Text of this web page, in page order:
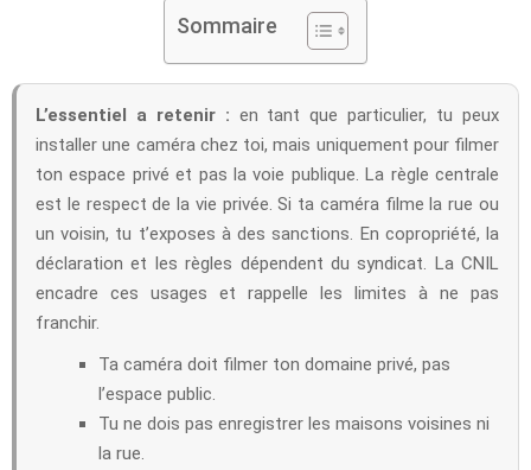
Sommaire
L’essentiel a retenir : en tant que particulier, tu peux
installer une caméra chez toi, mais uniquement pour filmer
ton espace privé et pas la voie publique. La règle centrale
est le respect de la vie privée. Si ta caméra filme la rue ou
un voisin, tu t’exposes à des sanctions. En copropriété, la
déclaration et les règles dépendent du syndicat. La CNIL
encadre ces usages et rappelle les limites à ne pas
franchir.
Ta caméra doit filmer ton domaine privé, pas
l’espace public.
Tu ne dois pas enregistrer les maisons voisines ni
la rue.